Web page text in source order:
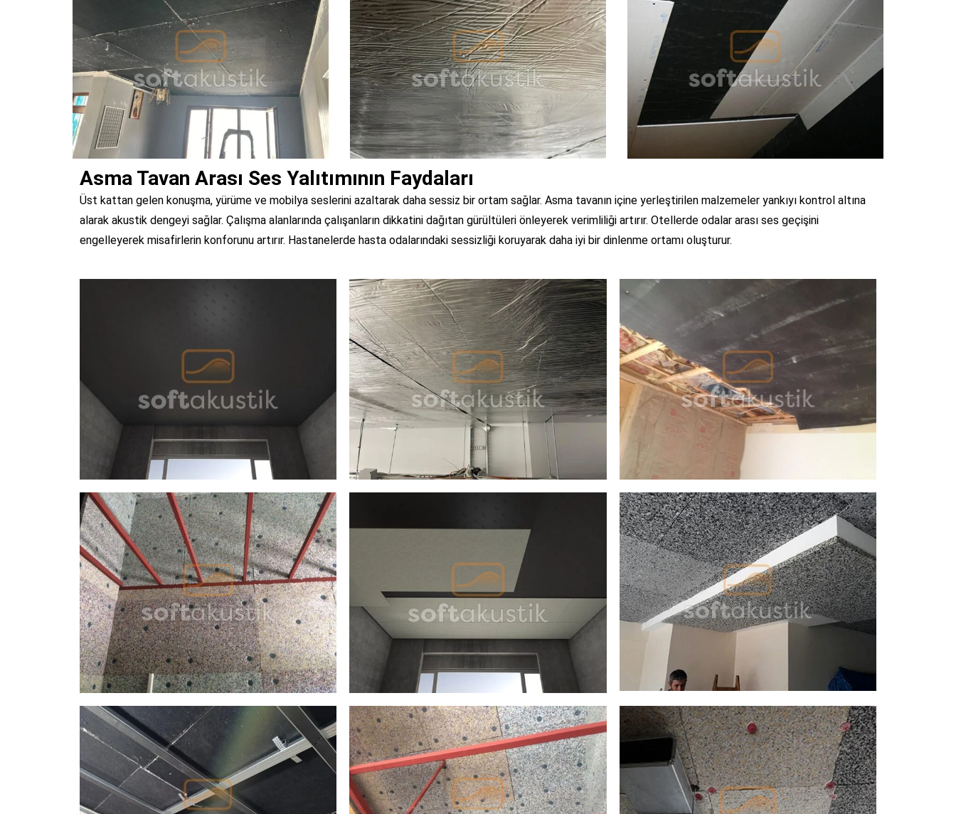
Asma Tavan Arası Ses Yalıtımının Faydaları
Üst kattan gelen konuşma, yürüme ve mobilya seslerini azaltarak daha sessiz bir ortam sağlar. Asma tavanın içine yerleştirilen malzemeler yankıyı kontrol altına
alarak akustik dengeyi sağlar. Çalışma alanlarında çalışanların dikkatini dağıtan gürültüleri önleyerek verimliliği artırır. Otellerde odalar arası ses geçişini
engelleyerek misafirlerin konforunu artırır. Hastanelerde hasta odalarındaki sessizliği koruyarak daha iyi bir dinlenme ortamı oluşturur.